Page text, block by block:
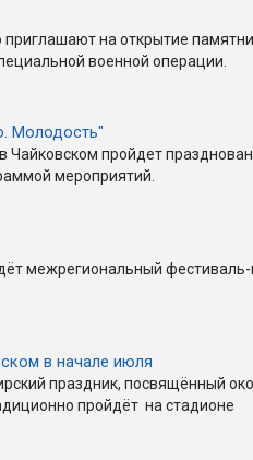
на открытие
военной операции.
Молодость"
Чайковском пройдет
мероприятий.
межрегиональный фестиваль-
в начале июля
праздник, посвящённый
пройдёт на стадионе